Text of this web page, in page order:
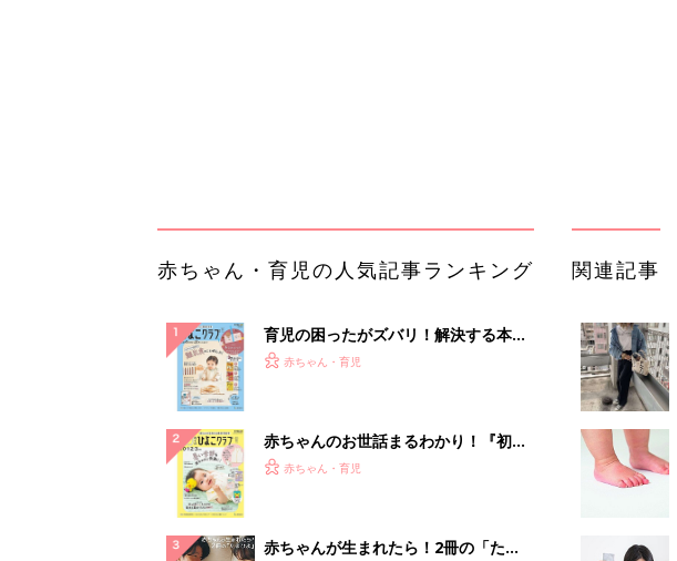
mazonタイムセールが見逃せない
PR（Amazon）
ランキングをもっと見る